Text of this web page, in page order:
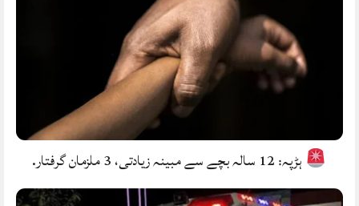
ہڑپہ: 12 سالہ بچے سے مبینہ زیادتی، 3 ملزمان گرفتار.